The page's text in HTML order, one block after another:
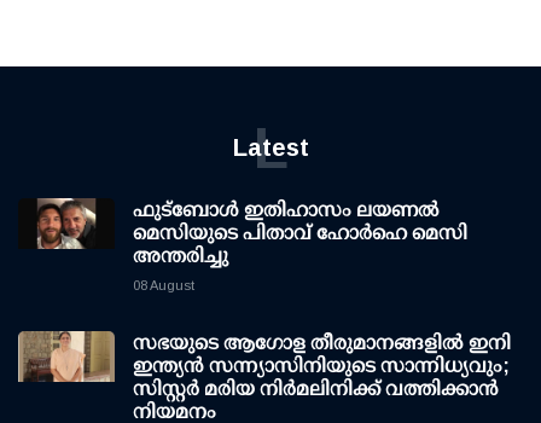
Latest
L
ഫുട്ബോൾ ഇതിഹാസം ലയണൽ
മെസിയുടെ പിതാവ് ഹോർഹെ മെസി
അന്തരിച്ചു
08 August
സഭയുടെ ആഗോള തീരുമാനങ്ങളിൽ ഇനി
ഇന്ത്യൻ സന്ന്യാസിനിയുടെ സാന്നിധ്യവും;
സിസ്റ്റർ മരിയ നിർമലിനിക്ക് വത്തിക്കാൻ
നിയമനം